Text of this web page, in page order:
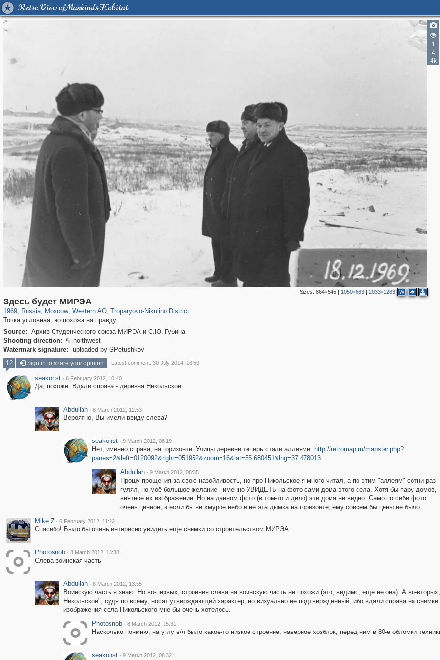
Retro View of Mankind's Habitat
1
4
4k
Sizes: 864×545| 1050×663| 2033×1283 W
Здесь будет МИРЭА
1969, Russia
1,407,361 29,248
, Moscow
319,882 8,286
, Western AO
27,131 310
, Troparyovo-Nikulino District
Точка условная, но похожа на правду
Source:
Архив Студенческого союза МИРЭА и С.Ю. Губина
Shooting direction:  northwest
Watermark signature:
uploaded by GPetushkov
12 Sign in to share your opinion Latest comment: 30 July 2014, 16:50
seakonst · 6 February 2012, 10:40
Да, похоже. Вдали справа - деревня Никольское.
Abdullah · 8 March 2012, 12:53
Вероятно, Вы имели ввиду слева?
seakonst · 9 March 2012, 08:19
Нет, именно справа, на горизонте. Улицы деревни теперь стали аллеями: http://retromap.ru/mapster.php?
panes=2&left=0120092&right=051952&zoom=16&lat=55.680451&lng=37.478013
Abdullah · 9 March 2012, 08:35
Прошу прощения за свою назойливость, но про Никольское я много читал, а по этим "аллеям" сотни раз
гулял, но моё большое желание - именно УВИДЕТЬ на фото сами дома этого села. Хотя бы пару домов,
внятное их изображение. Но на данном фото (в том-то и дело) эти дома не видно. Само по себе фото
очень ценное, и если бы не хмурое небо и не эта дымка на горизонте, ему совсем бы цены не было.
Mike.Z · 6 February 2012, 11:22
Спасибо! Было бы очень интересно увидеть еще снимки со строительством МИРЭА.
Photosnob · 8 March 2012, 13:38
Слева воинская часть
Abdullah · 8 March 2012, 13:55
Воинскую часть я знаю. Но во-первых, строения слева на воинскую часть не похожи (это, видимо, ещё не она). А во-
Никольское", судя по всему, носят утверждающий характер, но визуально не подтверждённый, ибо вдали справа на
изображения села Никольского мне бы очень хотелось.
Photosnob · 8 March 2012, 15:31
Насколько понмню, на углу в/ч было какое-то низкое строение, наверное хозблок, перед ним в 80-е обломки
seakonst · 9 March 2012, 08:32